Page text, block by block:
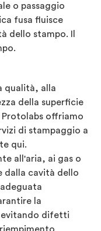
o passaggio
fusa fluisce
dello stampo. Il
qualità, alla
della superficie
offriamo
di stampaggio a
qui.
all'aria, ai gas o
dalla cavità dello
la
evitando difetti